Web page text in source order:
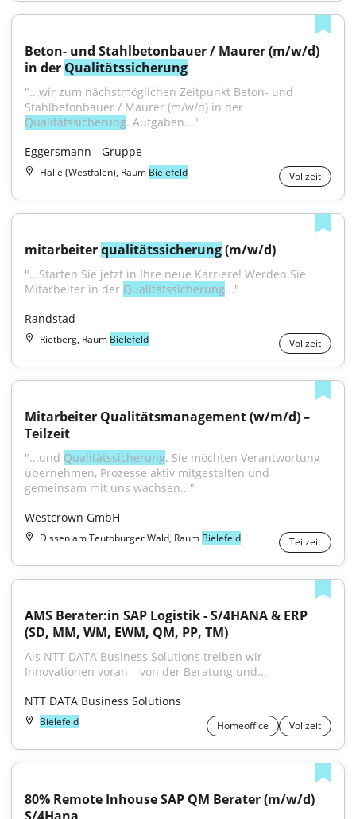
Beton- und Stahlbetonbauer / Maurer (m/w/d)
in der Qualitätssicherung
"...wir zum nächstmöglichen Zeitpunkt Beton- und
Qualitätssicherung. Aufgaben..."
Eggersmann - Gruppe
Halle (Westfalen), Raum Bielefeld Vollzeit
mitarbeiter qualitätssicherung (m/w/d)
"...Starten Sie jetzt in Ihre neue Karriere! Werden Sie
Mitarbeiter in der Qualitätssicherung..."
Randstad
Rietberg, Raum Bielefeld Vollzeit
Mitarbeiter Qualitätsmanagement (w/m/d) –
Teilzeit
"...und Qualitätssicherung. Sie möchten Verantwortung
übernehmen, Prozesse aktiv mitgestalten und
gemeinsam mit uns wachsen..."
Westcrown GmbH
Dissen am Teutoburger Wald, Raum Bielefeld Teilzeit
AMS Berater:in SAP Logistik - S/4HANA & ERP
(SD, MM, WM, EWM, QM, PP, TM)
Als NTT DATA Business Solutions treiben wir
Innovationen voran – von der Beratung und...
NTT DATA Business Solutions
Bielefeld Homeoffice Vollzeit
80% Remote Inhouse SAP QM Berater (m/w/d)